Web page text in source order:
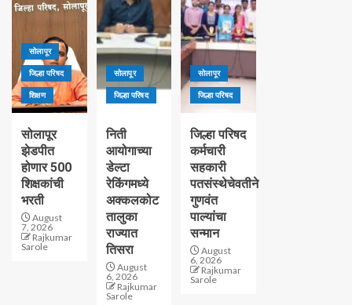
सोलापूर
जिल्हा परिषद
शिक्षण
सोलापूर
झेडपीत
होणार 500
शिक्षकांची
भरती
August
7, 2026
Rajkumar
Sarole
सोलापूर
जिल्हा परिषद
निती
आयोगाच्या
डेल्टा
रेकिंगमध्ये
अक्कलकोट
तालुका
राज्यात
तिसरा
August
6, 2026
Rajkumar
Sarole
सोलापूर
जिल्हा परिषद
जिल्हा परिषद
कर्मचारी
सहकारी
पतसंस्थेचेवतीने
गुणवंत
पाल्यांचा
सन्मान
August
6, 2026
Rajkumar
Sarole